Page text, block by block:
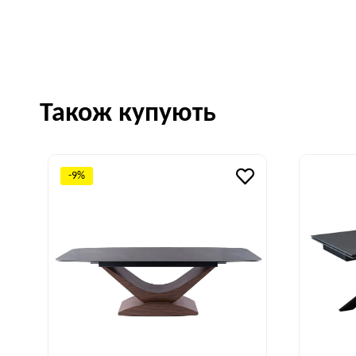
Також купують
-9%